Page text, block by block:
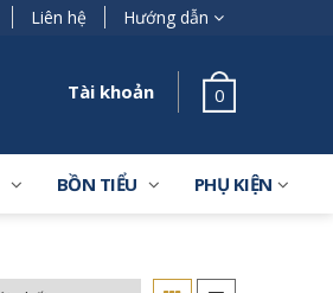
Liên hệ Hướng dẫn
Tài khoản 0
BỒN TIỂU PHỤ KIỆN